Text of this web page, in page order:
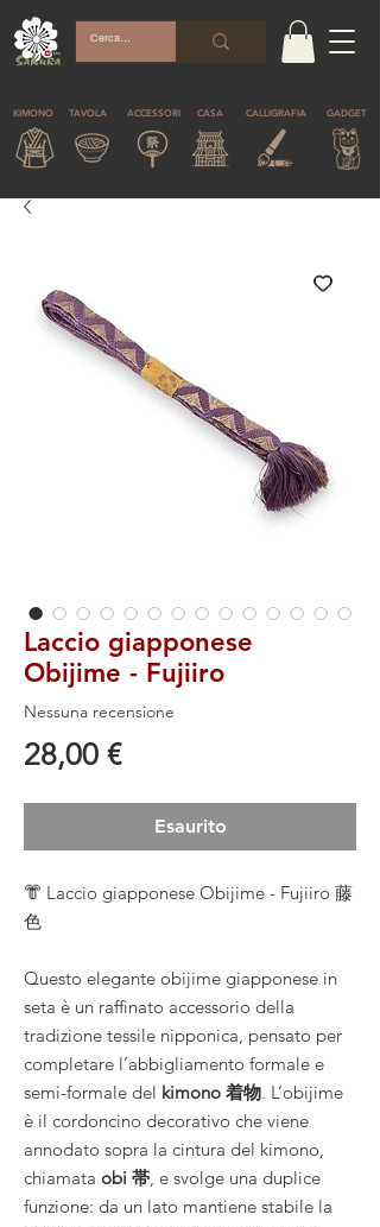
KIMONO TAVOLA ACCESSORI CASA CALLIGRAFIA GADGET
© Copyright
Laccio giapponese
Obijime - Fujiiro
Nessuna recensione
28,00 €Prezzo
Esaurito
👘 Laccio giapponese Obijime - Fujiiro 藤
色
Questo elegante obijime giapponese in
seta è un raffinato accessorio della
tradizione tessile nipponica, pensato per
completare l’abbigliamento formale e
semi-formale del kimono 着物. L’obijime
è il cordoncino decorativo che viene
annodato sopra la cintura del kimono,
chiamata obi 帯, e svolge una duplice
funzione: da un lato mantiene stabile la